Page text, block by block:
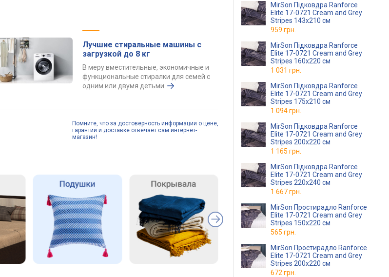
Лучшие стиральные машины с
загрузкой до 8 кг
В меру вместительные, экономичные и
функциональные стиралки для семей с
одним или двумя детьми.
Помните, что за достоверность информации о цене,
гарантии и доставке отвечает сам интернет-
магазин!
MirSon Підковдра Ranforce
Elite 17-0721 Cream and Grey
Stripes 143х210 см
959 грн.
MirSon Підковдра Ranforce
Elite 17-0721 Cream and Grey
Stripes 160х220 см
1 031 грн.
MirSon Підковдра Ranforce
Elite 17-0721 Cream and Grey
Stripes 175х210 см
1 094 грн.
MirSon Підковдра Ranforce
Elite 17-0721 Cream and Grey
Stripes 200х220 см
1 165 грн.
MirSon Підковдра Ranforce
Elite 17-0721 Cream and Grey
Stripes 220х240 см
1 667 грн.
MirSon Простирадло Ranforce
Elite 17-0721 Cream and Grey
Stripes 150х220 см
565 грн.
MirSon Простирадло Ranforce
Elite 17-0721 Cream and Grey
Stripes 200x220 см
672 грн.